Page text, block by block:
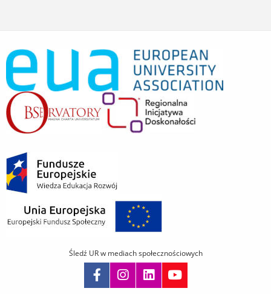
Śledź UR w mediach społecznościowych